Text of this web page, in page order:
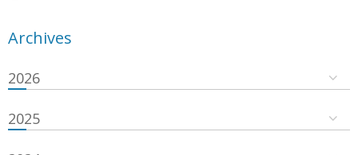
Archives
2026
2025